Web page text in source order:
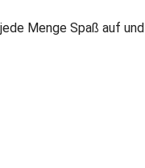
Menge Spaß auf und